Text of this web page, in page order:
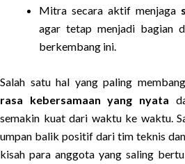
Mitra secara aktif menjaga
agar tetap menjadi bagian
berkembang ini.
Salah satu hal yang paling
rasa kebersamaan yang nyata
semakin kuat dari waktu ke waktu.
umpan balik positif dari tim teknis
kisah para anggota yang saling